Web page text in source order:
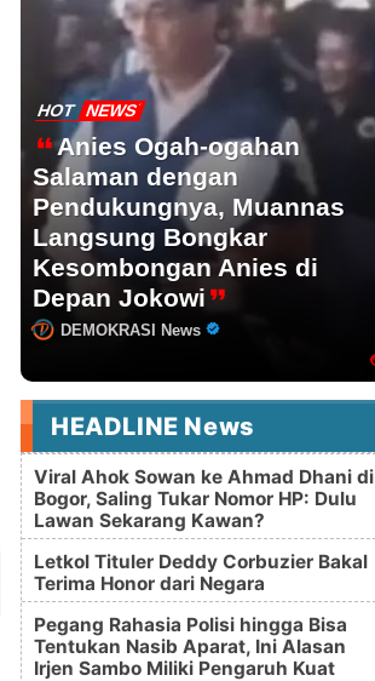
HOT NEWS
Anies Ogah-ogahan
Salaman dengan
Pendukungnya, Muannas
Langsung Bongkar
Kesombongan Anies di
Depan Jokowi
DEMOKRASI News
HEADLINE News
Viral Ahok Sowan ke Ahmad Dhani di
Bogor, Saling Tukar Nomor HP: Dulu
Lawan Sekarang Kawan?
Letkol Tituler Deddy Corbuzier Bakal
Terima Honor dari Negara
Pegang Rahasia Polisi hingga Bisa
Tentukan Nasib Aparat, Ini Alasan
Irjen Sambo Miliki Pengaruh Kuat